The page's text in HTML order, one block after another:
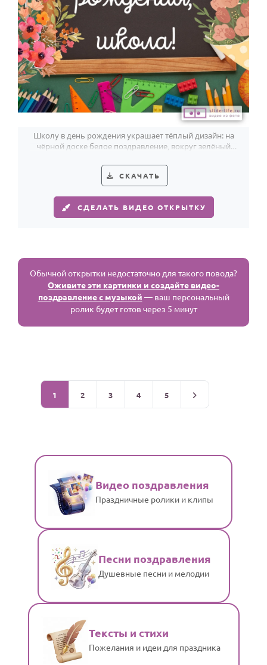
Школу в день рождения украшает тёплый дизайн: на
чёрной доске белое поздравление, вокруг зелёный
СКАЧАТЬ
СДЕЛАТЬ ВИДЕО ОТКРЫТКУ
Обычной открытки недостаточно для такого повода?
Оживите эти картинки и создайте видео-
поздравление с музыкой — ваш персональный
ролик будет готов через 5 минут
1 2 3 4 5
Видео поздравления
Праздничные ролики и клипы
Песни поздравления
Душевные песни и мелодии
Тексты и стихи
Пожелания и идеи для праздника